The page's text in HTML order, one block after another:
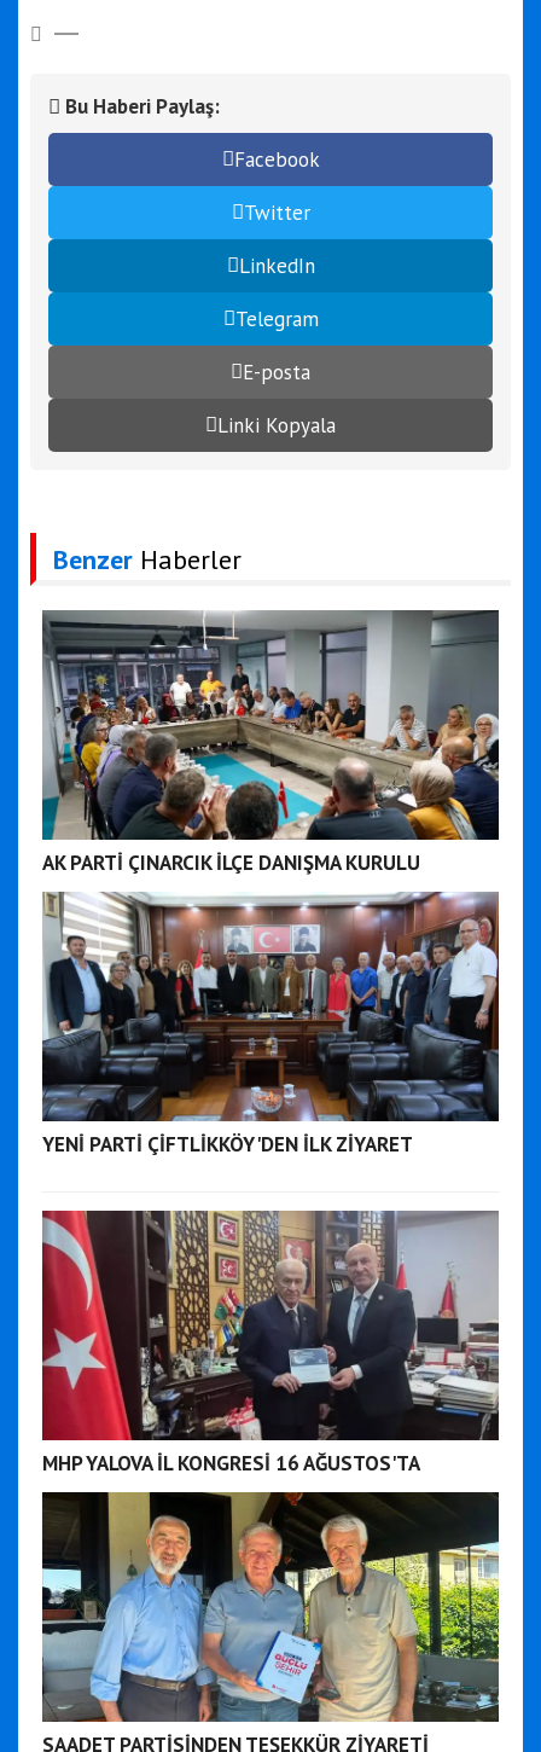
Bu Haberi Paylaş:
Facebook
Twitter
LinkedIn
Telegram
E-posta
Linki Kopyala
Benzer Haberler
AK PARTİ ÇINARCIK İLÇE DANIŞMA KURULU
YENİ PARTİ ÇİFTLİKKÖY'DEN İLK ZİYARET
MHP YALOVA İL KONGRESİ 16 AĞUSTOS'TA
SAADET PARTİSİNDEN TEŞEKKÜR ZİYARETİ